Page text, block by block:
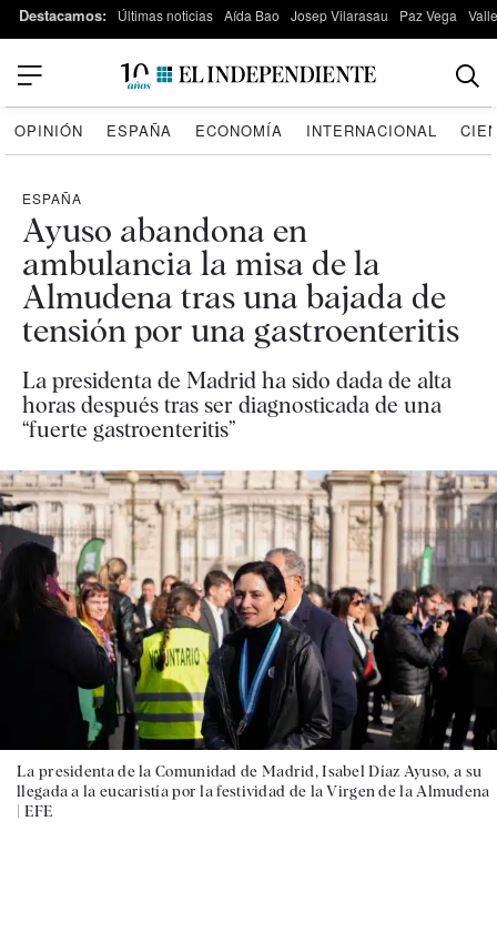
Destacamos: Últimas noticias Aída Bao Josep Vilarasau Paz Vega
OPINIÓN ESPAÑA ECONOMÍA INTERNACIONAL
ESPAÑA
Ayuso abandona en
ambulancia la misa de la
Almudena tras una bajada de
tensión por una gastroenteritis
La presidenta de Madrid ha sido dada de alta
horas después tras ser diagnosticada de una
“fuerte gastroenteritis”
La presidenta de la Comunidad de Madrid, Isabel Díaz Ayuso, a su
llegada a la eucaristía por la festividad de la Virgen de la Almudena
| EFE